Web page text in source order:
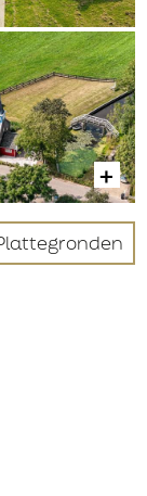
Verzenden